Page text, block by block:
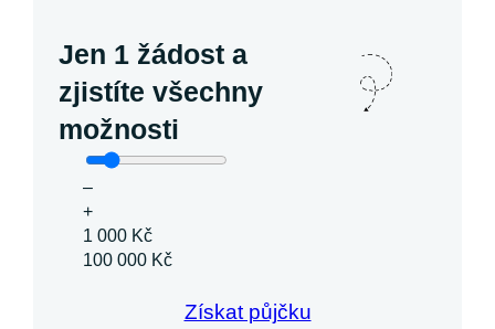
Jen 1 žádost a
zjistíte všechny
možnosti
–
+
1 000 Kč
100 000 Kč
Získat půjčku